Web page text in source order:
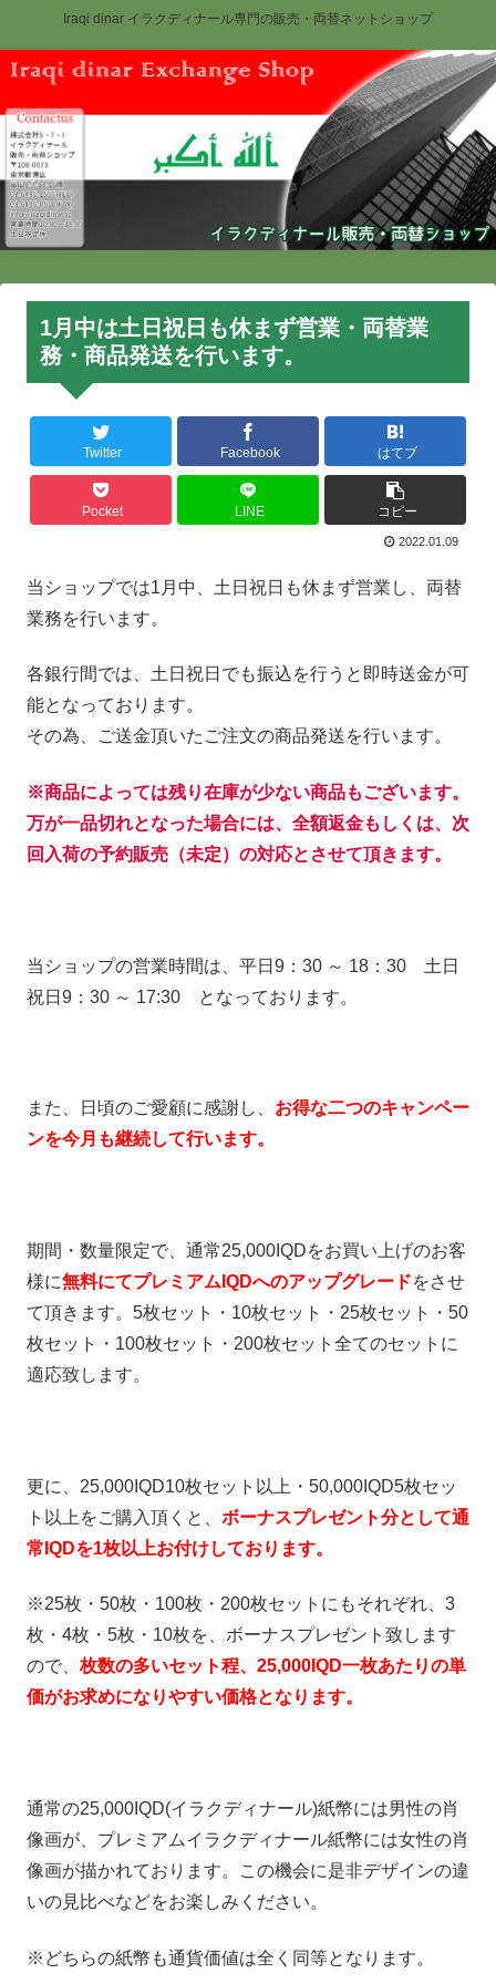
Iraqi dinar イラクディナール専門の販売・両替ネットショップ
1月中は土日祝日も休まず営業・両替業
務・商品発送を行います。
Twitter Facebook はてブ
Pocket LINE コピー
2022.01.09
当ショップでは1月中、土日祝日も休まず営業し、両替
業務を行います。
各銀行間では、土日祝日でも振込を行うと即時送金が可
能となっております。
その為、ご送金頂いたご注文の商品発送を行います。
※商品によっては残り在庫が少ない商品もございます。
万が一品切れとなった場合には、全額返金もしくは、次
回入荷の予約販売（未定）の対応とさせて頂きます。
当ショップの営業時間は、平日9：30 ～ 18：30 土日
祝日9：30 ～ 17:30 となっております。
また、日頃のご愛顧に感謝し、 お得な二つのキャンペー
ンを今月も継続して行います。
期間・数量限定で、通常25,000IQDをお買い上げのお客
様に無料にてプレミアムIQDへのアップグレードをさせ
て頂きます。5枚セット・10枚セット・25枚セット・50
枚セット・100枚セット・200枚セット全てのセットに
適応致します。
更に、25,000IQD10枚セット以上・50,000IQD5枚セッ
ト以上をご購入頂くと、 ボーナスプレゼント分として通
常IQDを1枚以上お付けしております。
※25枚・50枚・100枚・200枚セットにもそれぞれ、3
枚・4枚・5枚・10枚を、ボーナスプレゼント致します
ので、 枚数の多いセット程、25,000IQD一枚あたりの単
価がお求めになりやすい価格となります。
通常の25,000IQD(イラクディナール)紙幣には男性の肖
像画が、プレミアムイラクディナール紙幣には女性の肖
像画が描かれております。この機会に是非デザインの違
いの見比べなどをお楽しみください。
※どちらの紙幣も通貨価値は全く同等となります。